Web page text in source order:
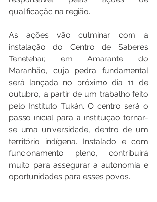
qualificação na região.
As ações vão culminar com a
instalação do Centro de Saberes
Tenetehar, em Amarante do
Maranhão, cuja pedra fundamental
será lançada no próximo dia 11 de
outubro, a partir de um trabalho feito
pelo Instituto Tukàn. O centro será o
passo inicial para a instituição tornar-
se uma universidade, dentro de um
território indígena. Instalado e com
funcionamento pleno, contribuirá
muito para assegurar a autonomia e
oportunidades para esses povos.